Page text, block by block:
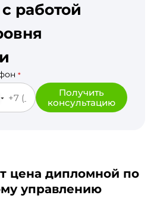
работой
*
Получить
консультацию
цена дипломной по
управлению